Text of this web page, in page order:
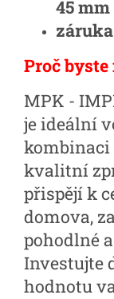
45 mm
Proč
MPK -
je ideální
kombinaci
kvalitní
přispějí k
domova,
pohodlné
Investujte
hodnotu